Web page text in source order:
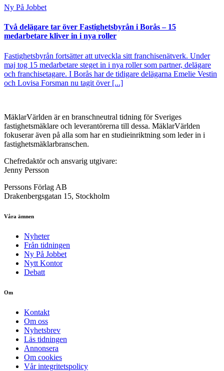
Ny På Jobbet
Två delägare tar över Fastighetsbyrån i Borås – 15
medarbetare kliver in i nya roller
Fastighetsbyrån fortsätter att utveckla sitt franchisenätverk. Under
maj tog 15 medarbetare steget in i nya roller som partner, delägare
och franchisetagare. I Borås har de tidigare delägarna Emelie Vestin
och Lovisa Forsman nu tagit över [...]
MäklarVärlden är en branschneutral tidning för Sveriges
fastighetsmäklare och leverantörerna till dessa. MäklarVärlden
fokuserar även på alla som har en studieinriktning som leder in i
fastighetsmäklarbranschen.
Chefredaktör och ansvarig utgivare:
Jenny Persson
Perssons Förlag AB
Drakenbergsgatan 15, Stockholm
Våra ämnen
Nyheter
Från tidningen
Ny På Jobbet
Nytt Kontor
Debatt
Om
Kontakt
Om oss
Nyhetsbrev
Läs tidningen
Annonsera
Om cookies
Vår integritetspolicy